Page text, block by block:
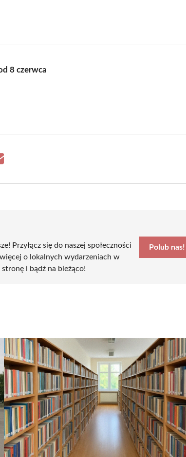
8 czerwca
Przyłącz się do naszej społeczności
o lokalnych wydarzeniach w
i bądź na bieżąco!
Polub nas!